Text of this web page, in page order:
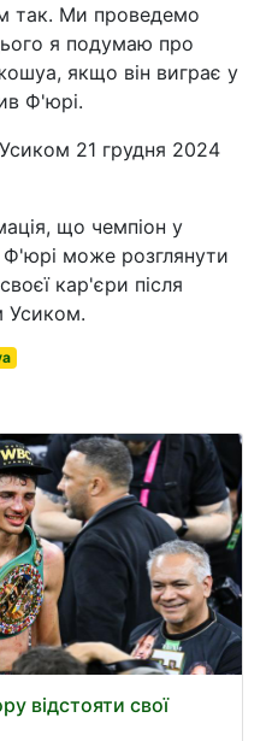
так. Ми проведемо
я подумаю про
якщо він виграє у
Ф'юрі.
21 грудня 2024
що чемпіон у
Ф'юрі може розглянути
кар'єри після
Усиком.
відстояти свої